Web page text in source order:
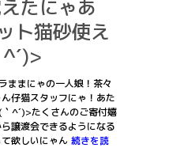
たにゃあ
ト猫砂使え
まにゃの一人娘！茶々
仔猫スタッフにゃ！あた
^´)>たくさんのご寄付嬉
譲渡会できるようになる
欲しいにゃん 続きを読